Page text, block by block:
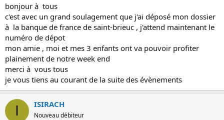
bonjour à tous
c'est avec un grand soulagement que j'ai déposé mon dossier
à la banque de france de saint-brieuc , j'attend maintenant le
numéro de dépot
mon amie , moi et mes 3 enfants ont va pouvoir profiter
plainement de notre week end
merci à vous tous
je vous tiens au courant de la suite des évènements
I ISIRACH
Nouveau débiteur